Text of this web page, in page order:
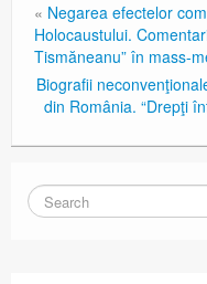
« Negarea efectelor
Holocaustului.
Tismăneanu” în mass-
Biografii
din România. “Drepţi